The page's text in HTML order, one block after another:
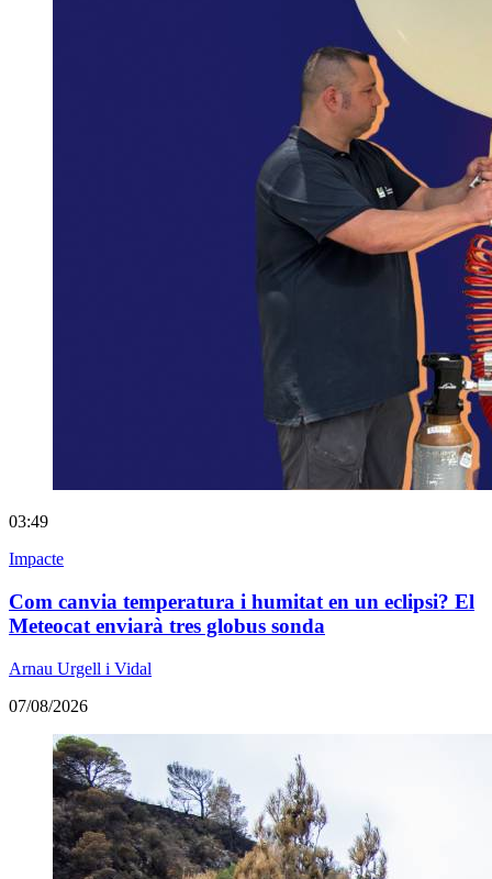
03:49
Impacte
Com canvia temperatura i humitat en un eclipsi? El
Meteocat enviarà tres globus sonda
Arnau Urgell i Vidal
07/08/2026